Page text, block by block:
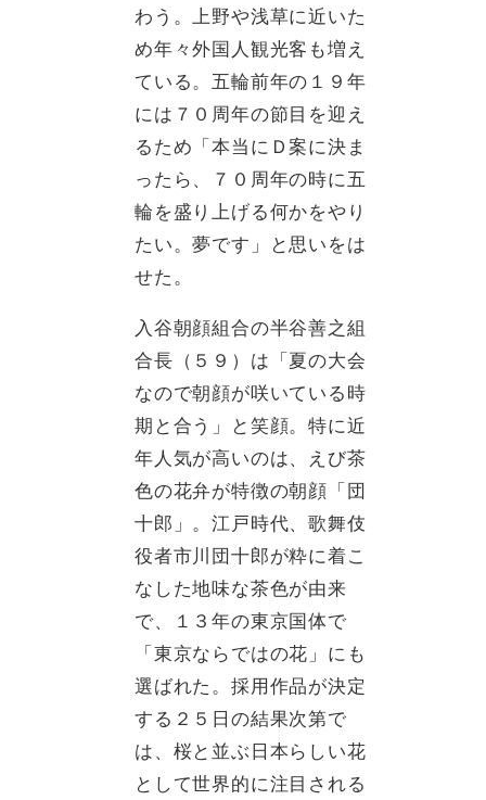
わう。上野や浅草に近いた
め年々外国人観光客も増え
ている。五輪前年の１９年
には７０周年の節目を迎え
るため「本当にＤ案に決ま
ったら、７０周年の時に五
輪を盛り上げる何かをやり
たい。夢です」と思いをは
せた。
入谷朝顔組合の半谷善之組
合長（５９）は「夏の大会
なので朝顔が咲いている時
期と合う」と笑顔。特に近
年人気が高いのは、えび茶
色の花弁が特徴の朝顔「団
十郎」。江戸時代、歌舞伎
役者市川団十郎が粋に着こ
なした地味な茶色が由来
で、１３年の東京国体で
「東京ならではの花」にも
選ばれた。採用作品が決定
する２５日の結果次第で
は、桜と並ぶ日本らしい花
として世界的に注目される